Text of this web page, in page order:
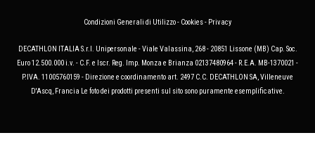
Condizioni Generali di Utilizzo- Cookies- Privacy
DECATHLON ITALIA S.r.l. Unipersonale - Viale Valassina, 268 - 20851 Lissone (MB) Cap. Soc.
Euro 12.500.000 i.v. - C.F. e Iscr. Reg. Imp. Monza e Brianza 02137480964 - R.E.A. MB-1370021 -
P.IVA. 11005760159 - Direzione e coordinamento art. 2497 C.C. DECATHLON SA, Villeneuve
D'Ascq, Francia Le foto dei prodotti presenti sul sito sono puramente esemplificative.